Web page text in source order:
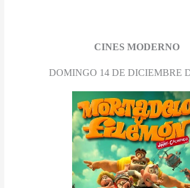
CINES MODERNO
DOMINGO 14 DE DICIEMBRE